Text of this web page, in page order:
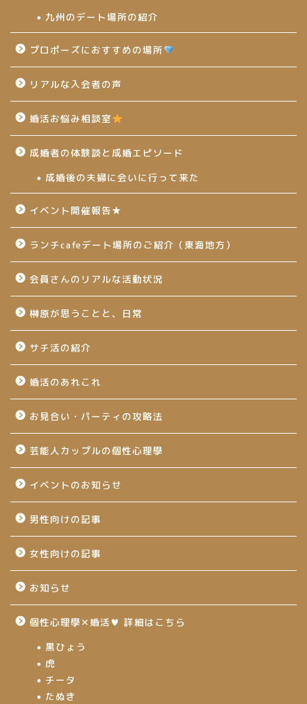
九州のデート場所の紹介
プロポーズにおすすめの場所
リアルな入会者の声
婚活お悩み相談室
成婚者の体験談と成婚エピソード
成婚後の夫婦に会いに行って来た
イベント開催報告★
ランチcafeデート場所のご紹介（東海地方）
会員さんのリアルな活動状況
榊原が思うことと、日常
サチ活の紹介
婚活のあれこれ
お見合い・パーティの攻略法
芸能人カップルの個性心理學
イベントのお知らせ
男性向けの記事
女性向けの記事
お知らせ
個性心理學✕婚活♥ 詳細はこちら
黒ひょう
虎
チータ
たぬき